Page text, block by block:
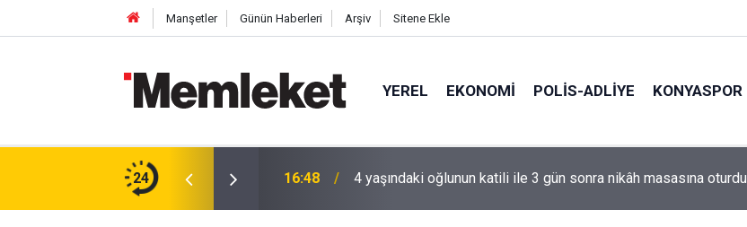
Manşetler Günün Haberleri Arşiv Sitene Ekle
YEREL EKONOMI POLİS-ADLİYE KONYASPOR
24
inşaatın çatısına çıktı 16:48 4 yaşındaki oğlunun katili ile 3 gün sonra nikâh masasına oturdu